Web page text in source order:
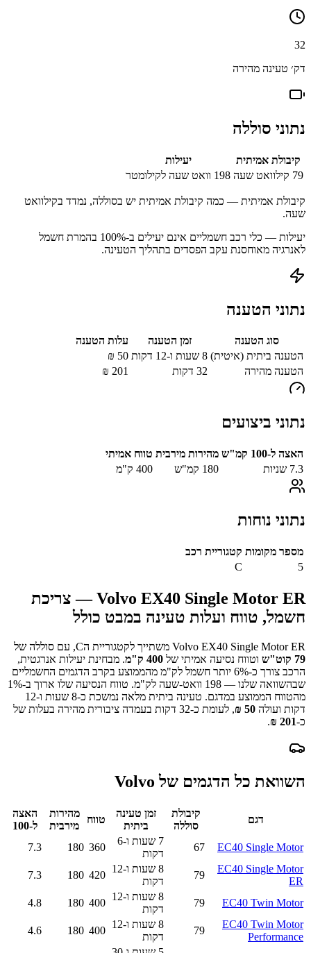
32
דק׳ טעינה מהירה
נתוני סוללה
קיבולת אמיתית
יעילות
79 קילוואט שעה 198 וואט שעה לקילומטר
קיבולת אמיתית — כמה קיבולת אמיתית יש בסוללה, נמדד בקילוואט
שעה.
יעילות — כלי רכב חשמליים אינם יעילים ב-100% בהמרת חשמל
לאנרגיה מאוחסנת עקב הפסדים בתהליך הטעינה.
נתוני הטענה
סוג הטענה זמן הטענה
עלות הטענה
הטענה ביתית (איטית) 8 שעות ו-12 דקות 50
₪
הטענה מהירה
32 דקות 201
₪
נתוני ביצועים
האצה ל-100 קמ"ש מהירות מירבית טווח אמיתי
7.3 שניות 180 קמ"ש 400 ק"מ
נתוני נוחות
מספר מקומות קטגוריית רכב
5
C
Volvo EX40 Single Motor ER— צריכת
חשמל, טווח ועלות טעינה במבט כולל
Volvo EX40 Single Motor ER משתייך לקטגוריית הC, עם סוללה של
79 קוט"ש וטווח נסיעה אמיתי של 400 ק"מ. מבחינת יעילות אנרגטית,
הרכב צורך כ-
6 % יותר חשמל לק"מ מהממוצע בקרב הדגמים החשמליים
שבהשוואה שלנו — 198 וואט-שעה לק"מ. טווח הנסיעה שלו ארוך ב- 1%
מהטווח הממוצע במדגם. טעינה ביתית מלאה נמשכת כ-
8 שעות ו-12
דקות ועולה 50
₪, לעומת כ-32 דקות בעמדה ציבורית מהירה בעלות של
כ-201
₪
.
השוואת כל הדגמים של Volvo
דגם
קיבולת
סוללה
זמן טעינה
ביתית
טווח
מהירות
מירבית
האצה
ל-100
EC40 Single Motor
67
7 שעות ו-6
דקות
360
180
7.3
EC40 Single Motor
ER
79
8 שעות ו-12
דקות
420
180
7.3
EC40 Twin Motor
79
8 שעות ו-12
דקות
400
180
4.8
EC40 Twin Motor
Performance
79
8 שעות ו-12
דקות
400
180
4.6